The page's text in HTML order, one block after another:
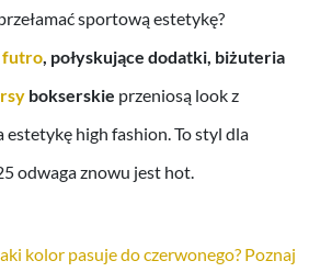
sportową estetykę?
futro , połyskujące dodatki, biżuteria
bokserskie przeniosą look z
high fashion. To styl dla
odwaga znowu jest hot.
kolor pasuje do czerwonego? Poznaj